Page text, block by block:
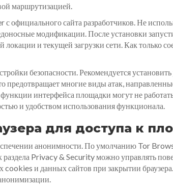
маршрутизацией.
официального сайта разработчиков. Не
модификации. После установки
локации и текущей загрузки сети. Как только
безопасности. Рекомендуется
многие виды атак,
интерфейса площадки могут не
и удобством использования функционала.
для доступа к
анонимности. По умолчанию Tor
Privacy & Security можно управлять
и данных сайтов при закрытии